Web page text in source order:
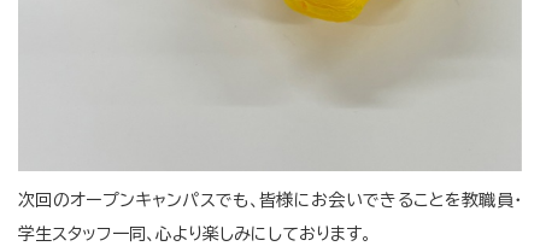
次回のオープンキャンパスでも、皆様にお会いできることを教職員・
学生スタッフ一同、心より楽しみにしております。